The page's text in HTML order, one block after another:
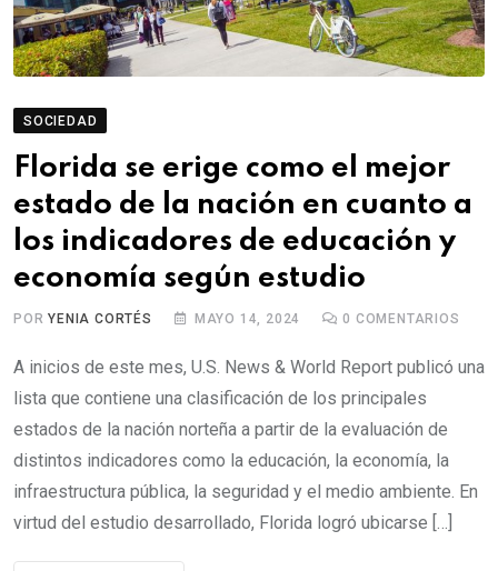
SOCIEDAD
Florida se erige como el mejor
estado de la nación en cuanto a
los indicadores de educación y
economía según estudio
PORYENIA CORTÉS MAYO 14, 2024 0 COMENTARIOS
A inicios de este mes, U.S. News & World Report publicó una
lista que contiene una clasificación de los principales
estados de la nación norteña a partir de la evaluación de
distintos indicadores como la educación, la economía, la
infraestructura pública, la seguridad y el medio ambiente. En
virtud del estudio desarrollado, Florida logró ubicarse […]